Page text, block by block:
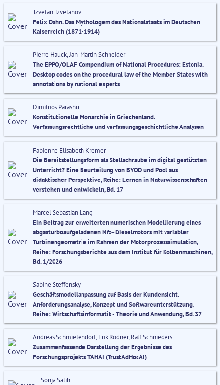
Tzvetan Tzvetanov
Felix Dahn. Das Mythologem des Nationalstaats im Deutschen
Kaiserreich (1871-1914)
Pierre Hauck, Jan-Martin Schneider
The EPPO/OLAF Compendium of National Procedures: Estonia.
Desktop codes on the procedural law of the Member States with
annotations by national experts
Dimitrios Parashu
Konstitutionelle Monarchie in Griechenland.
Verfassungsrechtliche und verfassungsgeschichtliche Analysen
Fabienne Elisabeth Kremer
Die Bereitstellungsform als Stellschraube im digital gestützten
Unterricht? Eine Beurteilung von BYOD und Pool aus
didaktischer Perspektive, Reihe: Lernen in Naturwissenschaften -
verstehen und entwickeln, Bd. 17
Marcel Sebastian Lang
Ein Beitrag zur erweiterten numerischen Modellierung eines
abgasturboaufgeladenen Nfz–Dieselmotors mit variabler
Turbinengeometrie im Rahmen der Motorprozesssimulation,
Reihe: Forschungsberichte aus dem Institut für Kolbenmaschinen,
Bd. 1/2026
Sabine Steffensky
Geschäftsmodellanpassung auf Basis der Kundensicht.
Anforderungsanalyse, Konzept und Softwareunterstützung,
Reihe: Wirtschaftsinformatik - Theorie und Anwendung, Bd. 37
Andreas Schmietendorf, Erik Rodner, Ralf Schnieders
Zusammenfassende Darstellung der Ergebnisse des
Forschungsprojekts TAHAI (TrustAdHocAI)
Sonja Salih